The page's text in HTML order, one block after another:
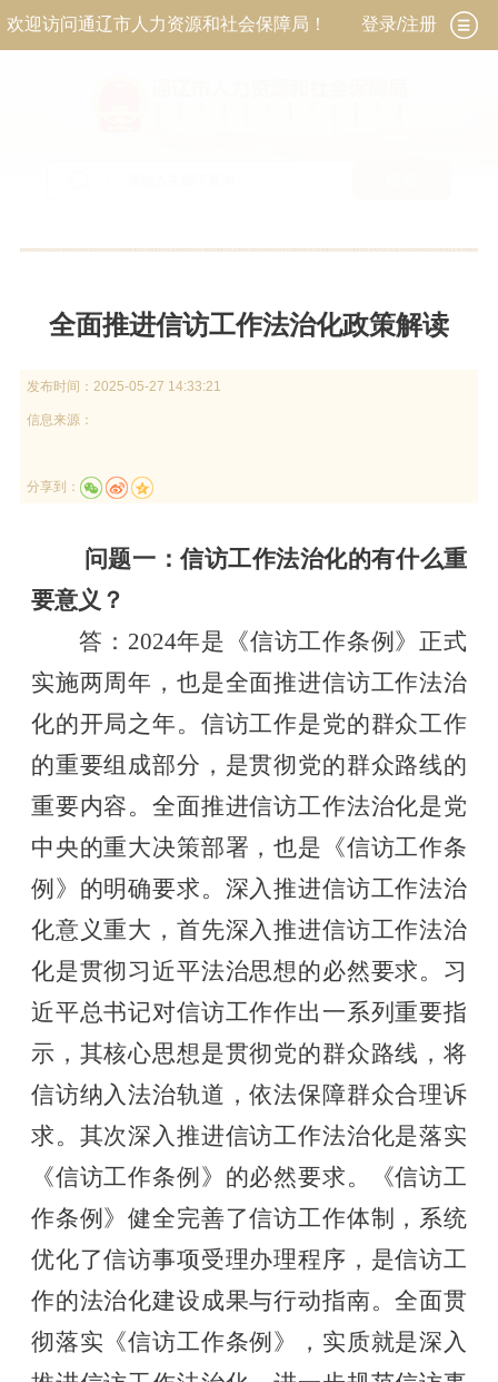
欢迎访问通辽市人力资源和社会保障局！ 登录/注册
当前位置：首页>政务公开>政府信息公开>法
全面推进信访工作法治化政策解读
发布时间： 2025-05-27 14:33:21
信息来源：
分享到：
问题一 ：信访工作法治化的有什么重
要意义？
答： 2024年是《信访工作条例》正式
实施两周年，也是全面推进信访工作法治
化的开局之年。信访工作是党的群众工作
的重要组成部分，是贯彻党的群众路线的
重要内容。全面推进信访工作法治化是党
中央的重大决策部署，也是《信访工作条
例》的明确要求。深入推进信访工作法治
化意义重大，首先深入推进信访工作法治
化是贯彻习近平法治思想的必然要求。习
近平总书记对信访工作作出一系列重要指
示，其核心思想是贯彻党的群众路线，将
信访纳入法治轨道，依法保障群众合理诉
求。其次深入推进信访工作法治化是落实
《信访工作条例》的必然要求。《信访工
作条例》健全完善了信访工作体制，系统
优化了信访事项受理办理程序，是信访工
作的法治化建设成果与行动指南。全面贯
彻落实《信访工作条例》，实质就是深入